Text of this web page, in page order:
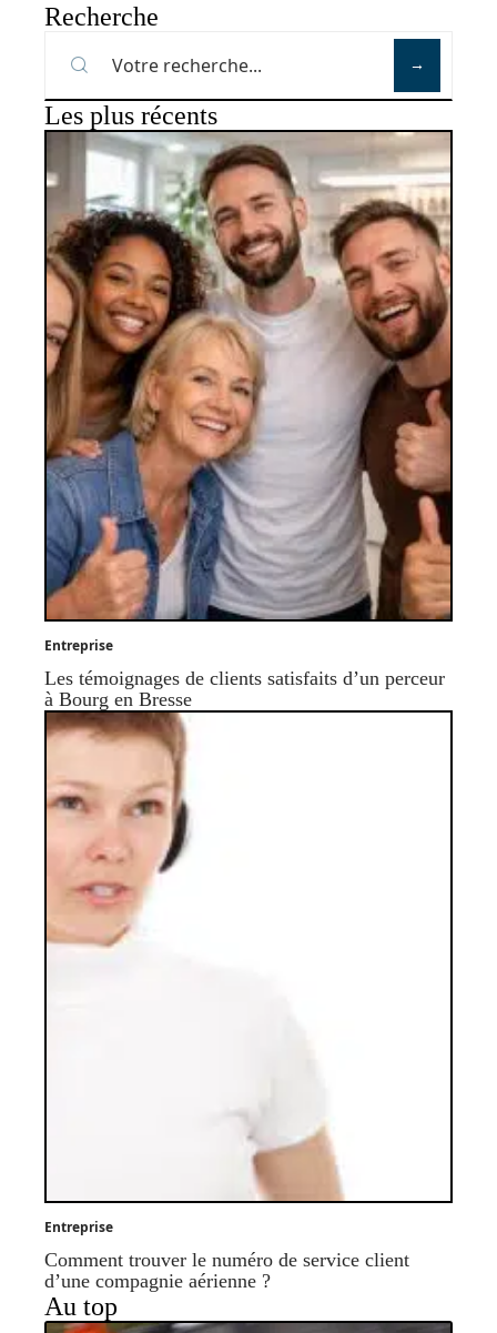
Recherche
Les plus récents
Entreprise
Les témoignages de clients satisfaits d’un perceur
à Bourg en Bresse
Entreprise
Comment trouver le numéro de service client
d’une compagnie aérienne ?
Au top